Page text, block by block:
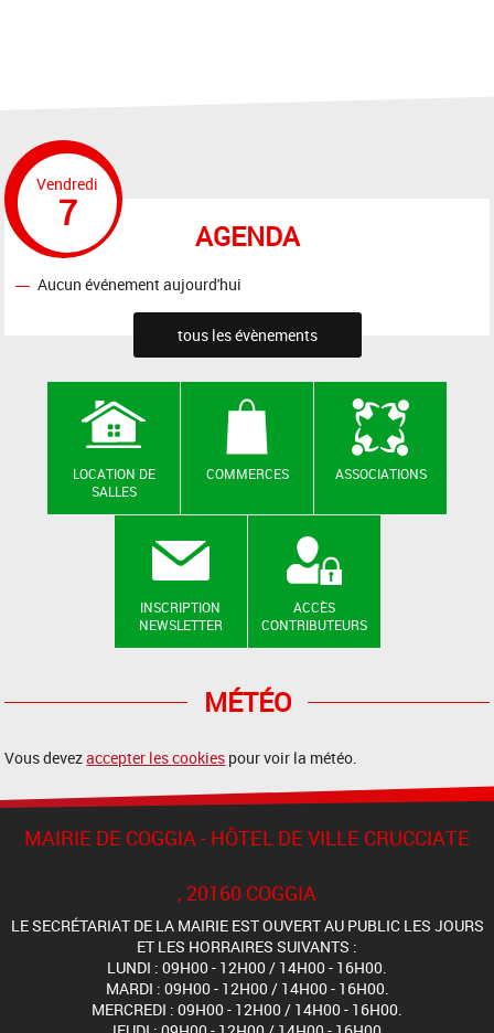
AGENDA
Vendredi
7
Aucun événement aujourd'hui
tous les évènements
LOCATION DE
SALLES
COMMERCES ASSOCIATIONS
INSCRIPTION
NEWSLETTER
ACCÈS
CONTRIBUTEURS
MÉTÉO
Vous devezaccepter les cookies pour voir la météo.
MAIRIE DE COGGIA - HÔTEL DE VILLE CRUCCIATE
, 20160 COGGIA
LE SECRÉTARIAT DE LA MAIRIE EST OUVERT AU PUBLIC LES JOURS
ET LES HORRAIRES SUIVANTS :
LUNDI : 09H00 - 12H00 / 14H00 - 16H00.
MARDI : 09H00 - 12H00 / 14H00 - 16H00.
MERCREDI : 09H00 - 12H00 / 14H00 - 16H00.